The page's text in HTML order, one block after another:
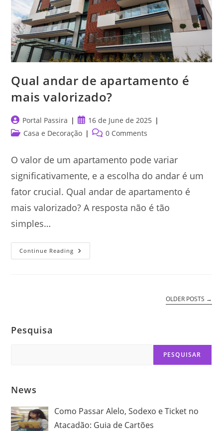
Qual andar de apartamento é
mais valorizado?
Post
author:
Portal Passira
Post
published:
16 de June de 2025
PostCasa e Decoração
Post0 Comments
O valor de um apartamento pode variar
significativamente, e a escolha do andar é um
fator crucial. Qual andar de apartamento é
mais valorizado? A resposta não é tão
simples…
Continue Reading Qual
Andar
OLDER POSTS →
Pesquisa
PESQUISAR
News
Como Passar Alelo, Sodexo e Ticket no
Atacadão: Guia de Cartões